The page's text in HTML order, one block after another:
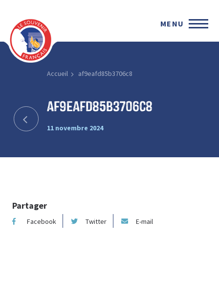
MENU
Accueil af9eafd85b3706c8
af9eafd85b3706c8
11 novembre 2024
Partager
Facebook Twitter E-mail